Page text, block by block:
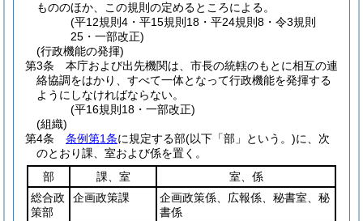
もののほか、この規則の定めるところによる。
(平12規則4・平15規則18・平24規則8・令3規則
25・一部改正)
(行政機能の発揮)
第3条
本庁および出先機関は、市長の統轄のもとに相互の連
絡協調をはかり、すべて一体となって行政機能を発揮する
ようにしなければならない。
(平16規則18・一部改正)
(組織)
第4条
条例第1条に規定する部(以下「部」という。)に、次
のとおり課、室および係を置く。
部
課、室
室、係
総合政
策部
企画政策課
企画政策係、広報係、秘書室、秘
書係